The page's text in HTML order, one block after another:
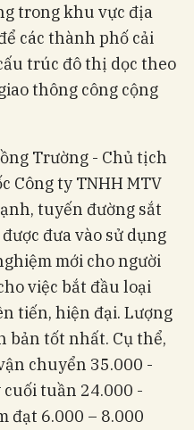
trong khu vực địa
các thành phố cải
trúc đô thị dọc theo
thông công cộng
Trường - Chủ tịch
Công ty TNHH MTV
tuyến đường sắt
đưa vào sử dụng
mới cho người
việc bắt đầu loại
tiến, hiện đại. Lượng
bản tốt nhất. Cụ thể,
chuyển 35.000 -
tuần 24.000 -
đạt 6.000 – 8.000